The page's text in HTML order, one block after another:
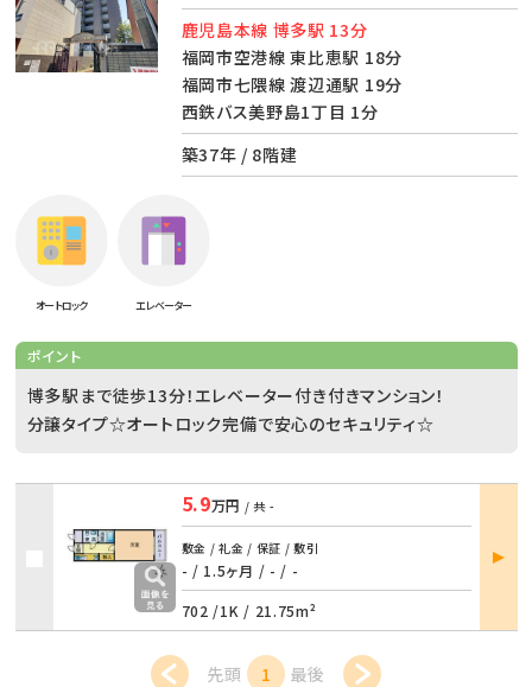
鹿児島本線 博多駅 13分
福岡市空港線 東比恵駅 18分
福岡市七隈線 渡辺通駅 19分
西鉄バス美野島1丁目 1分
築37年 / 8階建
オートロック エレベーター
ポイント
博多駅まで徒歩13分！エレベーター付き付きマンション！
分譲タイプ☆オートロック完備で安心のセキュリティ☆
5.9万円 / 共 -
敷金 / 礼金 / 保証 / 敷引
- / 1.5ヶ月 / - / -
702 /1K / 21.75m²
部屋
詳細
先頭 1 最後